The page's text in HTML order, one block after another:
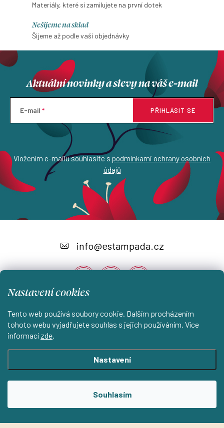
Nastavení cookies
Tento web používá soubory cookie. Dalším procházením
tohoto webu vyjadřujete souhlas s jejich používáním. Více
informací zde.
Nastavení
Souhlasím
Materiály, které si zamilujete na první dotek
Nešijeme na sklad
Šijeme až podle vaší objednávky
Aktuální novinky a slevy na váš e-mail
E-mail
Vložením e-mailu souhlasíte s podmínkami ochrany osobních
údajů
PŘIHLÁSIT SE
p
a
Instagram
info@estampada.cz
Shoptet.cz KantorStudio.cz
Vytvořil Shoptet
ESTAMPADA s.r.o.. Všechna práva vyhrazena.